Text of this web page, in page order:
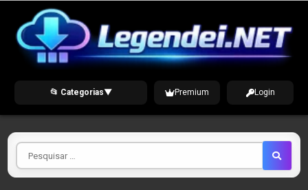
content
📂 Categorias▼ Premium Login
Pesquisar
por